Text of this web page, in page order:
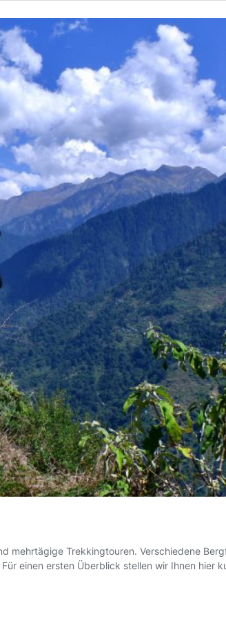
mehrtägige Trekkingtouren. Verschiedene
einen ersten Überblick stellen wir Ihnen hier